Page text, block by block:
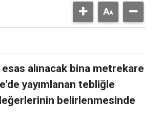
alınacak bina metrekare
yayımlanan tebliğle
belirlenmesinde